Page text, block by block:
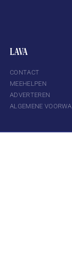
LAVA
CONTACT
MEEHELPEN
ADVERTEREN
ALGEMENE